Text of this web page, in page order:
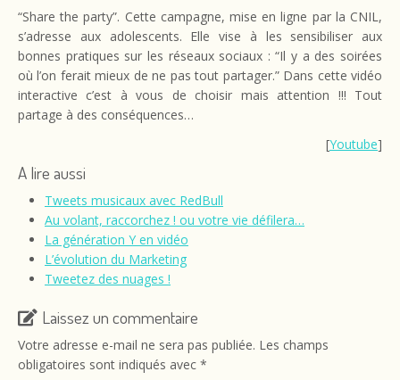
“Share the party”. Cette campagne, mise en ligne par la CNIL,
s’adresse aux adolescents. Elle vise à les sensibiliser aux
bonnes pratiques sur les réseaux sociaux : “Il y a des soirées
où l’on ferait mieux de ne pas tout partager.” Dans cette vidéo
interactive c’est à vous de choisir mais attention !!! Tout
partage à des conséquences…
[Youtube]
A lire aussi
Tweets musicaux avec RedBull
Au volant, raccorchez ! ou votre vie défilera…
La génération Y en vidéo
L’évolution du Marketing
Tweetez des nuages !
Laissez un commentaire
Votre adresse e-mail ne sera pas publiée. Les champs
obligatoires sont indiqués avec *